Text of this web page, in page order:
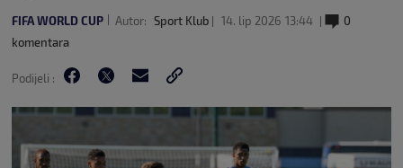
FIFA WORLD CUP Autor: Sport Klub 14. lip 2026 13:44
0
komentara
Podijeli :